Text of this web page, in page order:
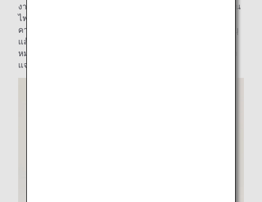
งานได้รับที่คั่นหนังสือสุดพิเศษที่ทำมาจากพลาสติกเสริมคาร์บอน
ไฟเบอร์ซึ่งใช้ในการซ่อมแซมเครื่องบินจริง พลาสติกเสริม
คาร์บอนไฟเบอร์มีการกำหนดวันหมดอายุและเมื่อถึงวันหมดอายุ
แล้ว วัสดุจะถูกทิ้งแม้ว่ายังไม่ผ่านการใช้งาน ดังนั้น วัสดุที่ถึงวัน
หมดอายุจึงถูกนำไปใช้เพื่อทำเป็นที่คั่นหนังสือสำหรับให้เป็นของ
แจก